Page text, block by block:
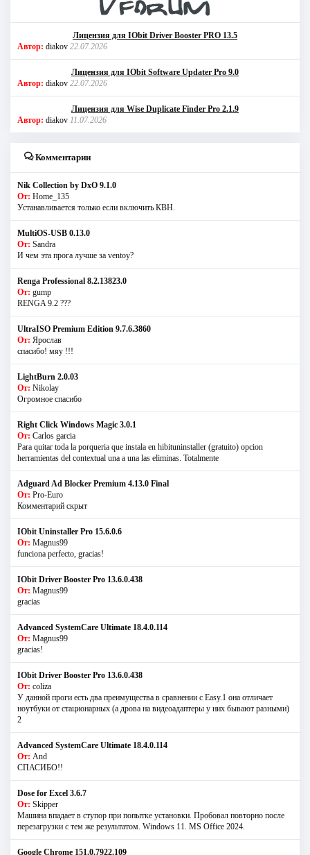
Лицензия для IObit Driver Booster PRO 13.5
Автор: diakov 22.07.2026
Лицензия для IObit Software Updater Pro 9.0
Автор: diakov 22.07.2026
Лицензия для Wise Duplicate Finder Pro 2.1.9
Автор: diakov 11.07.2026
Комментарии
Nik Collection by DxO 9.1.0
От: Home_135
Устанавливается только если включить КВН.
MultiOS-USB 0.13.0
От: Sandra
И чем эта прога лучше за ventoy?
Renga Professional 8.2.13823.0
От: gump
RENGA 9.2 ???
UltraISO Premium Edition 9.7.6.3860
От: Ярослав
спасибо! мяу !!!
LightBurn 2.0.03
От: Nikolay
Огромное спасибо
Right Click Windows Magic 3.0.1
От: Carlos garcia
Para quitar toda la porqueria que instala en hibituninstaller (gratuito) opcion
herramientas del contextual una a una las eliminas. Totalmente
Adguard Ad Blocker Premium 4.13.0 Final
От: Pro-Euro
Комментарий скрыт
IObit Uninstaller Pro 15.6.0.6
От: Magnus99
funciona perfecto, gracias!
IObit Driver Booster Pro 13.6.0.438
От: Magnus99
gracias
Advanced SystemCare Ultimate 18.4.0.114
От: Magnus99
gracias!
IObit Driver Booster Pro 13.6.0.438
От: coliza
У данной проги есть два преимущества в сравнении с Easy.1 она отличает
ноутбуки от стационарных (а дрова на видеоадаптеры у них бывают разными)
2
Advanced SystemCare Ultimate 18.4.0.114
От: And
СПАСИБО!!
Dose for Excel 3.6.7
От: Skipper
Машина впадает в ступор при попытке установки. Пробовал повторно после
перезагрузки с тем же результатом. Windows 11. MS Offiсe 2024.
Google Chrome 151.0.7922.109